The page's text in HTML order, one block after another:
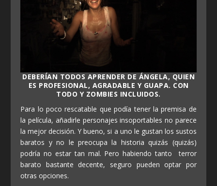
DEBERÍAN TODOS APRENDER DE ÁNGELA, QUIEN
ES PROFESIONAL, AGRADABLE Y GUAPA. CON
TODO Y ZOMBIES INCLUIDOS.
Para lo poco rescatable que podía tener la premisa de
la película, añadirle personajes insoportables no parece
la mejor decisión. Y bueno, si a uno le gustan los sustos
baratos y no le preocupa la historia quizás (quizás)
podría no estar tan mal. Pero habiendo tanto terror
barato bastante decente, seguro pueden optar por
otras opciones.